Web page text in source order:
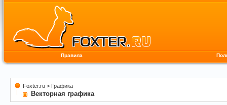
Правила
Foxter.ru > Графика
Векторная графика